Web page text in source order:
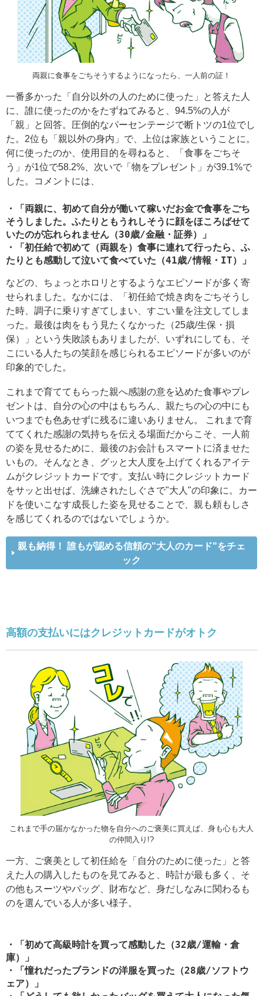
両親に食事をごちそうするようになったら、一人前の証！
一番多かった「自分以外の人のために使った」と答えた人
に、誰に使ったのかをたずねてみると、94.5%の人が
「親」と回答。圧倒的なパーセンテージで断トツの1位でし
た。2位も「親以外の身内」で、上位は家族ということに。
何に使ったのか、使用目的を尋ねると、「食事をごちそ
う」が1位で58.2%、次いで「物をプレゼント」が39.1%で
した。コメントには、
・「両親に、初めて自分が働いて稼いだお金で食事をごち
そうしました。ふたりともうれしそうに顔をほころばせて
いたのが忘れられません（30歳/金融・証券）」
・「初任給で初めて（両親を）食事に連れて行ったら、ふ
たりとも感動して泣いて食べていた（41歳/情報・IT）」
などの、ちょっとホロリとするようなエピソードが多く寄
せられました。なかには、「初任給で焼き肉をごちそうし
た時、調子に乗りすぎてしまい、すごい量を注文してしま
った。最後は肉をもう見たくなかった（25歳/生保・損
保）」という失敗談もありましたが、いずれにしても、そ
こにいる人たちの笑顔を感じられるエピソードが多いのが
印象的でした。
これまで育ててもらった親へ感謝の意を込めた食事やプレ
ゼントは、自分の心の中はもちろん、親たちの心の中にも
いつまでも色あせずに残るに違いありません。 これまで育
ててくれた感謝の気持ちを伝える場面だからこそ、一人前
の姿を見せるために、最後のお会計もスマートに済ませた
いもの。そんなとき、グッと大人度を上げてくれるアイテ
ムがクレジットカードです。支払い時にクレジットカード
をサッと出せば、洗練されたしぐさで"大人"の印象に。カー
ドを使いこなす成長した姿を見せることで、親も頼もしさ
を感じてくれるのではないでしょうか。
親も納得！ 誰もが認める信頼の"大人のカード"をチェ
ック
高額の支払いにはクレジットカードがオトク
これまで手の届かなかった物を自分へのご褒美に買えば、身も心も大人
の仲間入り!?
一方、ご褒美として初任給を「自分のために使った」と答
えた人の購入したものを見てみると、時計が最も多く、そ
の他もスーツやバッグ、財布など、身だしなみに関わるも
のを選んでいる人が多い様子。
・「初めて高級時計を買って感動した（32歳/運輸・倉
庫）」
・「憧れだったブランドの洋服を買った（28歳/ソフトウ
ェア）」